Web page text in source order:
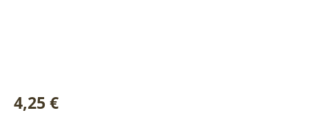
Regulärer Preis:
4,25 €